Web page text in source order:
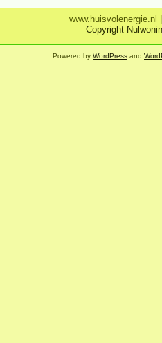
www.huisvolenergie.nl
Copyright
Powered by WordPress and